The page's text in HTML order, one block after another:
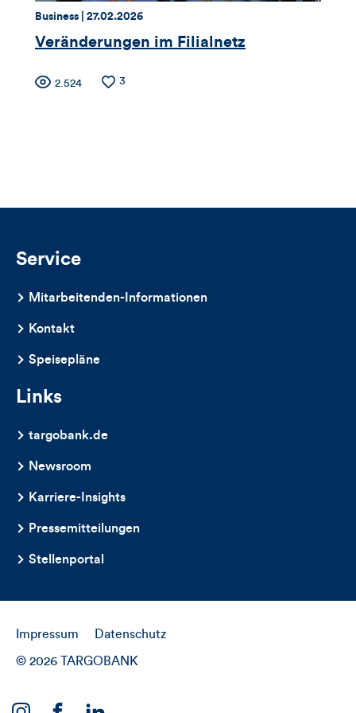
dieses
Artikels
Thema:
Business | Datum:
27.02.2026
Veränderungen im Filialnetz
Zähler
Kommentare
dieses
Artikels
Anzahl
2.524
Anzahl
3
Service
Mitarbeitenden-Informationen
Kontakt
Speisepläne
Links
targobank.de
Newsroom
Karriere-Insights
Pressemitteilungen
Stellenportal
Impressum Datenschutz
© 2026 TARGOBANK